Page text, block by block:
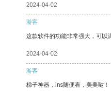
2024-04-02
游客
这款软件的功能非常强大，可以
2024-04-02
游客
梯子神器，ins随便看，美美哒！